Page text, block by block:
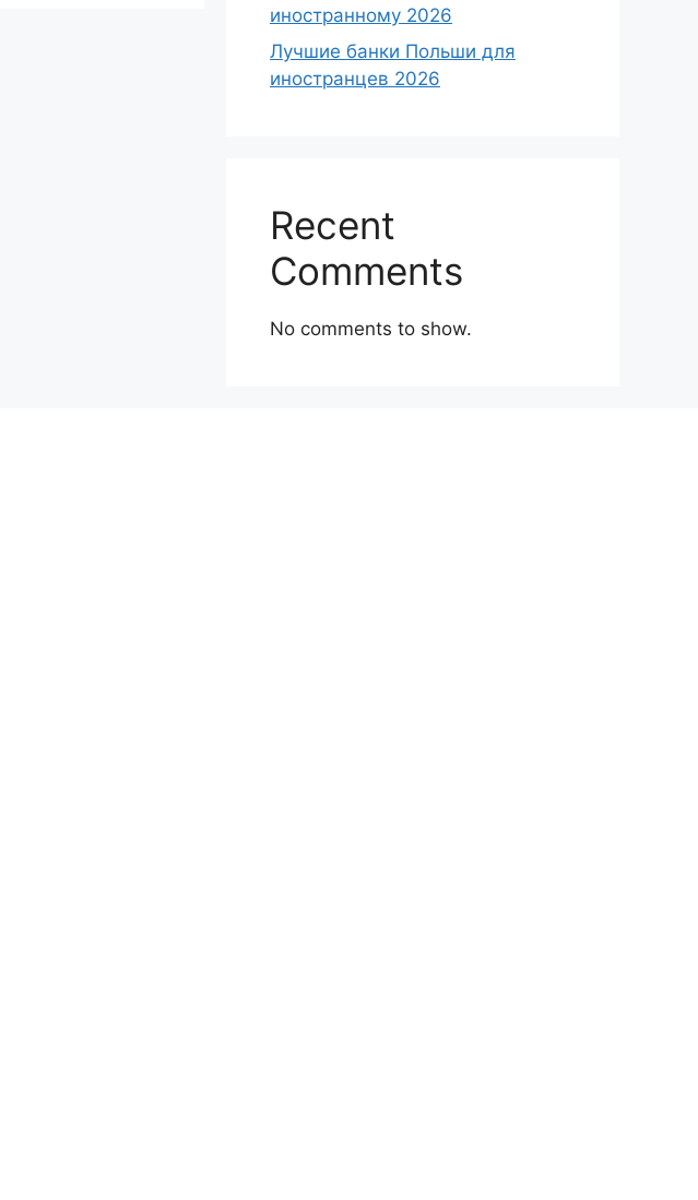
иностранному 2026
Лучшие банки Польши для
иностранцев 2026
Recent
Comments
No comments to show.